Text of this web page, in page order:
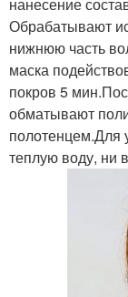
нанесение
Обрабатывают
нижнюю часть
маска
покров 5
обматывают
полотенцем.Для
теплую воду, ни